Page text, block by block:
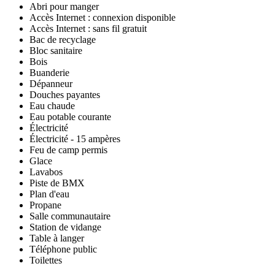
Abri pour manger
Accès Internet : connexion disponible
Accès Internet : sans fil gratuit
Bac de recyclage
Bloc sanitaire
Bois
Buanderie
Dépanneur
Douches payantes
Eau chaude
Eau potable courante
Électricité
Électricité - 15 ampères
Feu de camp permis
Glace
Lavabos
Piste de BMX
Plan d'eau
Propane
Salle communautaire
Station de vidange
Table à langer
Téléphone public
Toilettes